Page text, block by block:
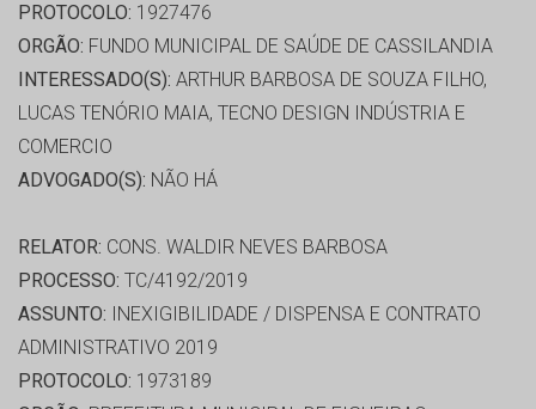
PROTOCOLO: 1927476
ORGÃO: FUNDO MUNICIPAL DE SAÚDE DE CASSILANDIA
INTERESSADO(S): ARTHUR BARBOSA DE SOUZA FILHO,
LUCAS TENÓRIO MAIA, TECNO DESIGN INDÚSTRIA E
COMERCIO
ADVOGADO(S): NÃO HÁ
RELATOR: CONS. WALDIR NEVES BARBOSA
PROCESSO: TC/4192/2019
ASSUNTO: INEXIGIBILIDADE / DISPENSA E CONTRATO
ADMINISTRATIVO 2019
PROTOCOLO: 1973189